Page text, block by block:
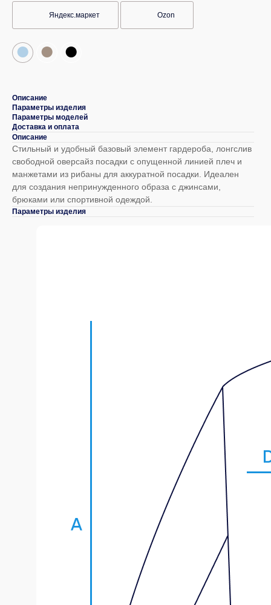
Яндекс.маркет Ozon
● ● ●
Описание
Параметры изделия
Параметры моделей
Доставка и оплата
Описание
Стильный и удобный базовый элемент гардероба, лонгслив
свободной оверсайз посадки с опущенной линией плеч и
манжетами из рибаны для аккуратной посадки. Идеален
для создания непринужденного образа с джинсами,
брюками или спортивной одеждой.
Параметры изделия